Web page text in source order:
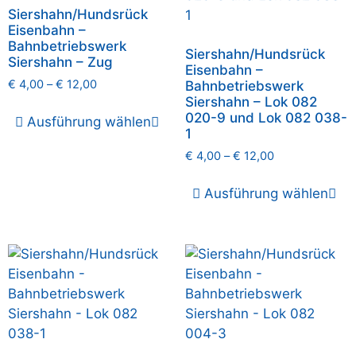
Siershahn/Hundsrück
Eisenbahn –
Bahnbetriebswerk
Siershahn – Zug
€ 4,00 –€ 12,00
Ausführung wählen
Siershahn/Hundsrück
Eisenbahn –
Bahnbetriebswerk
Siershahn – Lok 082
020-9 und Lok 082 038-
1
€ 4,00–€ 12,00
Ausführung wählen